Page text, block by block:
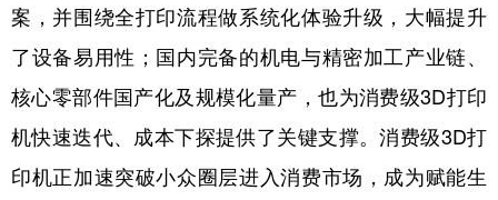
案，并围绕全打印流程做系统化体验升级，大幅提升
了设备易用性；国内完备的机电与精密加工产业链、
核心零部件国产化及规模化量产，也为消费级3D打印
机快速迭代、成本下探提供了关键支撑。消费级3D打
印机正加速突破小众圈层进入消费市场，成为赋能生